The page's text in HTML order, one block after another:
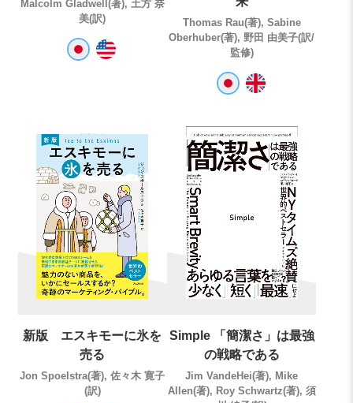
Malcolm Gladwell(著), 土方 奈
美(訳)
Thomas Rau(著), Sabine
Oberhuber(著), 野田 由美子(訳/
監修)
新版 エスキモーに氷を
売る
Jon Spoelstra(著), 佐々木 寛子
(訳)
Simple 「簡潔さ」は最強
の戦略である
Jim VandeHei(著), Mike
Allen(著), Roy Schwartz(著), 須